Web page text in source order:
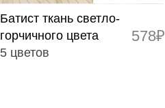
Батист ткань светло-
горчичного цвета
5 цветов
578₽